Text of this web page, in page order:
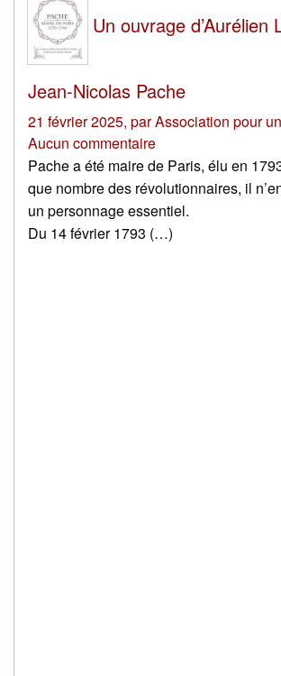
Un ouvrage d’Aurélien
Jean-Nicolas Pache
21 février 2025, parAssociation pour
Aucun commentaire
Pache a été maire de Paris, élu en
que nombre des révolutionnaires, il
un personnage essentiel.
Du 14 février 1793 (…)